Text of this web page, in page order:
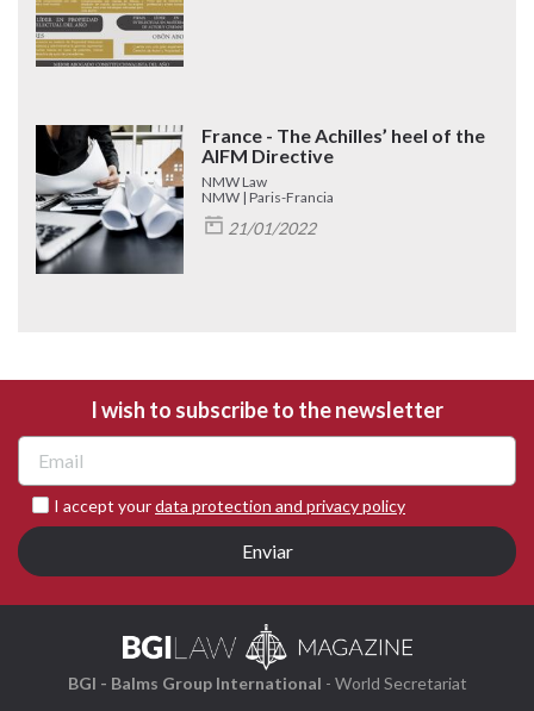
France - The Achilles’ heel of the
AIFM Directive
NMW Law
NMW | Paris-Francia
21/01/2022
I accept yourdata protection and privacy policy
Enviar
I wish to subscribe to the newsletter
BGI - Balms Group International - World Secretariat